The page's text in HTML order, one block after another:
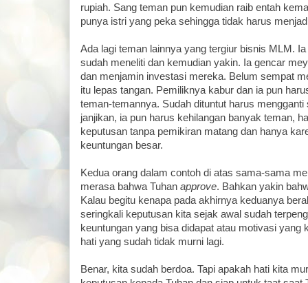
rupiah. Sang teman pun kemudian raib entah
punya istri yang peka sehingga tidak harus
Ada lagi teman lainnya yang tergiur bisnis MLM.
sudah meneliti dan kemudian yakin. Ia gencar
dan menjamin investasi mereka. Belum sempat
itu lepas tangan. Pemiliknya kabur dan ia pun
teman-temannya. Sudah dituntut harus mengganti
janjikan, ia pun harus kehilangan banyak teman,
keputusan tanpa pemikiran matang dan hanya
keuntungan besar.
Kedua orang dalam contoh di atas sama-sama
merasa bahwa Tuhan approve. Bahkan yakin
Kalau begitu kenapa pada akhirnya keduanya
seringkali keputusan kita sejak awal sudah
keuntungan yang bisa didapat atau motivasi yang
hati yang sudah tidak murni lagi.
Benar, kita sudah berdoa. Tapi apakah hati kita